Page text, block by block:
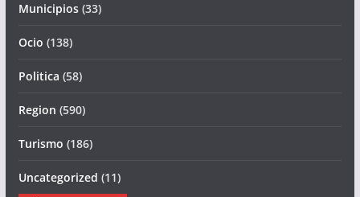
Municipios(33)
Ocio (138)
Politica (58)
Region (590)
Turismo (186)
Uncategorized (11)